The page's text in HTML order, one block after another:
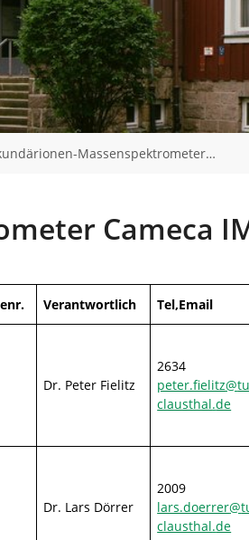
Massenspektrometer…
Cameca
Verantwortlich Tel,Email
Dr. Peter Fielitz
2634
peter.fielitz@
clausthal.de
Dr. Lars Dörrer
2009
lars.doerrer@
clausthal.de